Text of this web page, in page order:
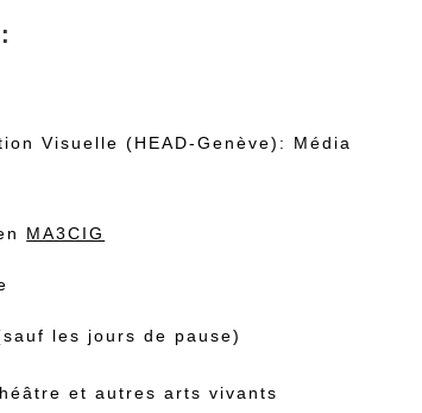
Visuelle (HEAD-Genève): Média
MA3CIG
les jours de pause)
et autres arts vivants